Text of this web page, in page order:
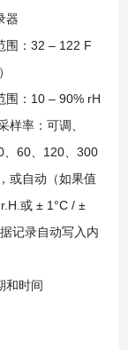
器
围：32 – 122 F
围：10 – 90% rH
样率：可调、
、60、120、300
或自动（如果值
或 ± 1°C / ±
记录自动写入内
和时间